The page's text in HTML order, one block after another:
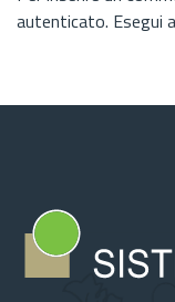
autenticato. Esegui